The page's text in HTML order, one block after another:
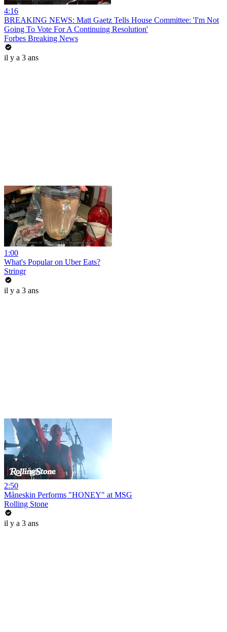
4:16
BREAKING NEWS: Matt Gaetz Tells House Committee: 'I'm Not
Going To Vote For A Continuing Resolution'
Forbes Breaking News
il y a 3 ans
1:00
What's Popular on Uber Eats?
Stringr
il y a 3 ans
2:50
Måneskin Performs "HONEY" at MSG
Rolling Stone
il y a 3 ans